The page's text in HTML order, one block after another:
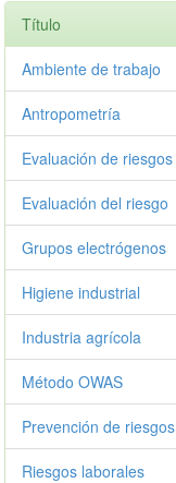
Título
Ambiente de trabajo
Antropometría
Evaluación de riesgos
Evaluación del riesgo
Grupos electrógenos
Higiene industrial
Industria agrícola
Método OWAS
Prevención de riesgos
Riesgos laborales